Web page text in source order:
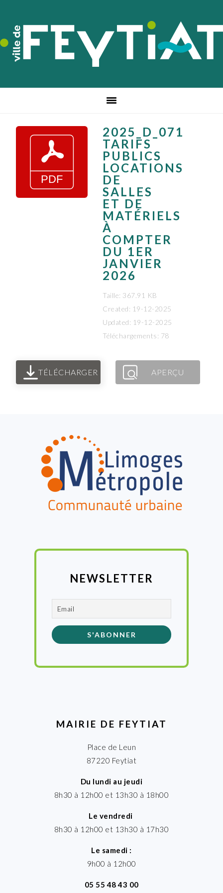
navigation
principale
contenu
principal
pied
de
page
2025_D_071
TARIFS
PUBLICS
LOCATIONS
DE
SALLES
ET DE
MATÉRIELS
À
COMPTER
DU 1ER
JANVIER
2026
Taille: 367.91 KB
Created: 19-12-2025
Updated: 19-12-2025
Téléchargements: 78
TÉLÉCHARGER APERÇU
NEWSLETTER
MAIRIE DE FEYTIAT
Place de Leun
87220 Feytiat
Du lundi au jeudi
8h30 à 12h00 et 13h30 à 18h00
Le vendredi
8h30 à 12h00 et 13h30 à 17h30
Le samedi :
9h00 à 12h00
05 55 48 43 00